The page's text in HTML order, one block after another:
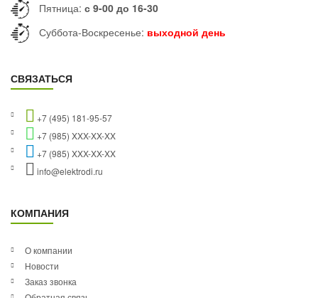
Пятница: с 9-00 до 16-30
Суббота-Воскресенье: выходной день
СВЯЗАТЬСЯ
+7 (495) 181-95-57
+7 (985) XXX-XX-XX
+7 (985) XXX-XX-XX
info@elektrodi.ru
КОМПАНИЯ
О компании
Новости
Заказ звонка